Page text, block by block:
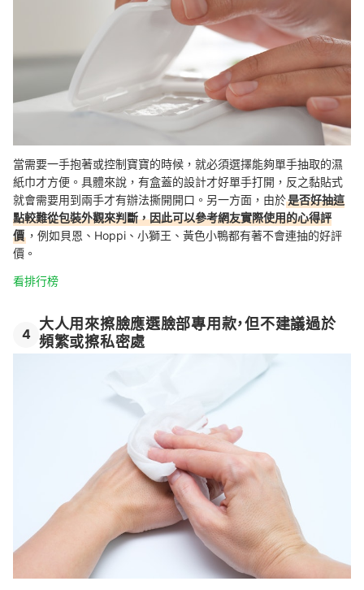
當需要一手抱著或控制寶寶的時候，就必須選擇能夠單手抽取的濕
紙巾才方便。具體來說，有盒蓋的設計才好單手打開，反之黏貼式
就會需要用到兩手才有辦法撕開開口。另一方面，由於是否好抽這
點較難從包裝外觀來判斷，因此可以參考網友實際使用的心得評
價 ，例如貝恩、Hoppi、小獅王、黃色小鴨都有著不會連抽的好評
價。
看排行榜
4
大人用來擦臉應選臉部專用款，但不建議過於
頻繁或擦私密處